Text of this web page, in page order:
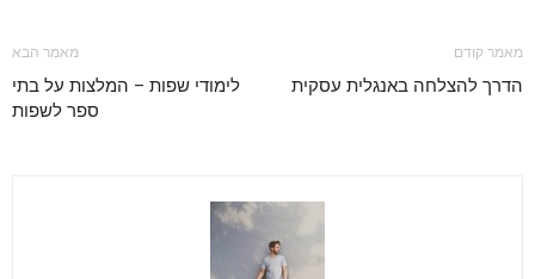
מאמר קודם
הדרך להצלחה באנגלית עסקית
מאמר הבא
לימודי שפות – המלצות על בתי
ספר לשפות